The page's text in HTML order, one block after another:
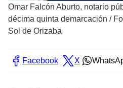
Omar Falcón Aburto, notario
décima quinta demarcación /
Sol de Orizaba
Facebook X